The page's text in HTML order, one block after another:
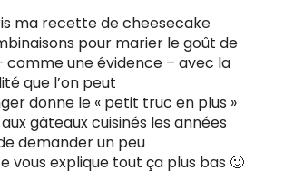
ma recette de cheesecake
pour marier le goût de
une évidence – avec la
que l’on peut
donne le « petit truc en plus »
gâteaux cuisinés les années
demander un peu
vous explique tout ça plus bas 🙂